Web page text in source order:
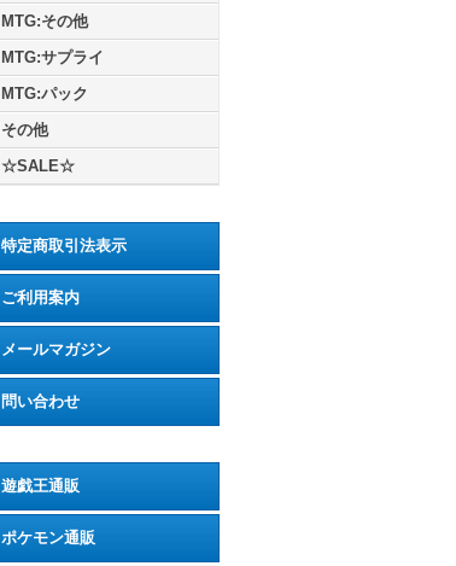
MTG:その他
MTG:サプライ
MTG:パック
その他
☆SALE☆
特定商取引法表示
ご利用案内
メールマガジン
問い合わせ
遊戯王通販
ポケモン通販